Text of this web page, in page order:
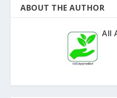
ABOUT THE AUTHOR
All